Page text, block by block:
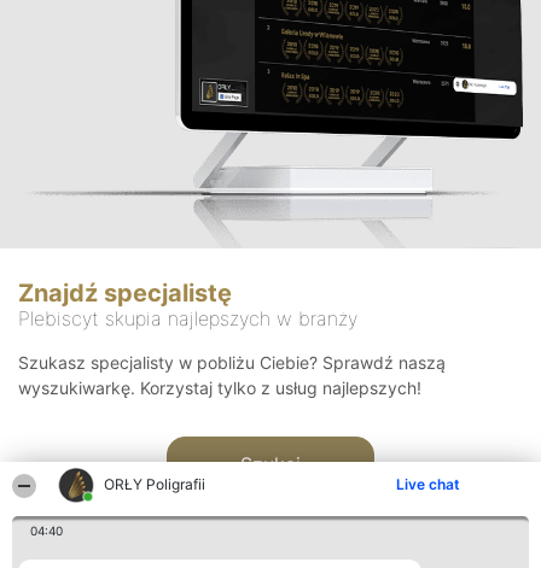
ORŁY Poligrafii Live chat
04:40
Znajdź specjalistę
Plebiscyt skupia najlepszych w branży
Szukasz specjalisty w pobliżu Ciebie? Sprawdź naszą
wyszukiwarkę. Korzystaj tylko z usług najlepszych!
Szukaj